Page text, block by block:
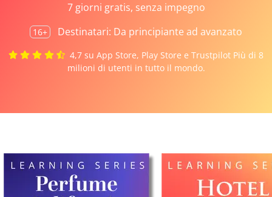
7 giorni gratis, senza impegno
16+ Destinatari: Da principiante ad avanzato
4,7 su App Store, Play Store e Trustpilot Più di 8
milioni di utenti in tutto il mondo.